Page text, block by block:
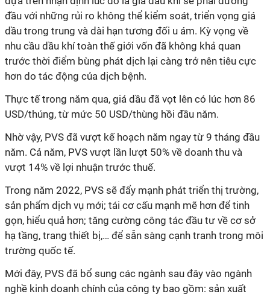
đầu với những rủi ro không thể kiểm soát, triển vọng giá
dầu trong trung và dài hạn tương đối u ám. Kỳ vọng về
nhu cầu dầu khí toàn thế giới vốn đã không khả quan
trước thời điểm bùng phát dịch lại càng trở nên tiêu cực
hơn do tác động của dịch bệnh.
Thực tế trong năm qua, giá dầu đã vọt lên có lúc hơn 86
USD/thúng, từ mức 50 USD/thùng hồi đầu năm.
Nhờ vậy, PVS đã vượt kế hoạch năm ngay từ 9 tháng đầu
năm. Cả năm, PVS vượt lần lượt 50% về doanh thu và
vượt 14% về lợi nhuận trước thuế.
Trong năm 2022, PVS sẽ đẩy mạnh phát triển thị trường,
sản phẩm dịch vụ mới; tái cơ cấu mạnh mẽ hơn để tinh
gọn, hiểu quả hơn; tăng cường công tác đầu tư về cơ sở
hạ tầng, trang thiết bị,… để sẵn sàng cạnh tranh trong môi
trường quốc tế.
Mới đây, PVS đã bổ sung các ngành sau đây vào ngành
nghề kinh doanh chính của công ty bao gồm: sản xuất